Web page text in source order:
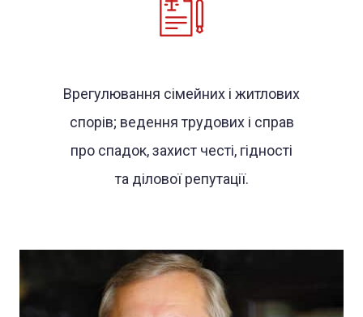
Врегулювання сімейних і житлових
спорів; ведення трудових і справ
про спадок, захист честі, гідності
та ділової репутації.